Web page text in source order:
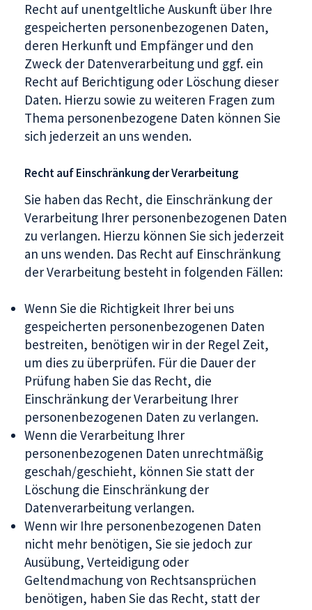
Recht auf unentgeltliche Auskunft über Ihre
gespeicherten personenbezogenen Daten,
deren Herkunft und Empfänger und den
Zweck der Datenverarbeitung und ggf. ein
Recht auf Berichtigung oder Löschung dieser
Daten. Hierzu sowie zu weiteren Fragen zum
Thema personenbezogene Daten können Sie
sich jederzeit an uns wenden.
Recht auf Einschränkung der Verarbeitung
Sie haben das Recht, die Einschränkung der
Verarbeitung Ihrer personenbezogenen Daten
zu verlangen. Hierzu können Sie sich jederzeit
an uns wenden. Das Recht auf Einschränkung
der Verarbeitung besteht in folgenden Fällen:
Wenn Sie die Richtigkeit Ihrer bei uns
gespeicherten personenbezogenen Daten
bestreiten, benötigen wir in der Regel Zeit,
um dies zu überprüfen. Für die Dauer der
Prüfung haben Sie das Recht, die
Einschränkung der Verarbeitung Ihrer
personenbezogenen Daten zu verlangen.
Wenn die Verarbeitung Ihrer
personenbezogenen Daten unrechtmäßig
geschah/geschieht, können Sie statt der
Löschung die Einschränkung der
Datenverarbeitung verlangen.
Wenn wir Ihre personenbezogenen Daten
nicht mehr benötigen, Sie sie jedoch zur
Ausübung, Verteidigung oder
Geltendmachung von Rechtsansprüchen
benötigen, haben Sie das Recht, statt der